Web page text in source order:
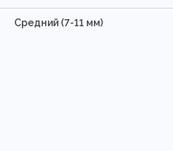
Средний (7-11 мм)